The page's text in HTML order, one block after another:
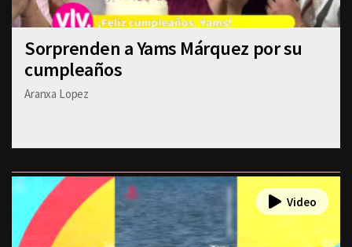
Sorprenden a Yams Márquez por su
cumpleaños
Aranxa Lopez